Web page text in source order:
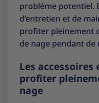
problème potentiel.
d’entretien et de
profiter pleinement
de nage pendant de
Les accessoires
profiter
nage